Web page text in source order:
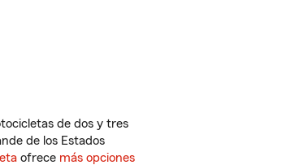
de dos y tres
de los Estados
ofrece más opciones